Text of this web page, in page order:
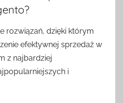
rozwiązań, dzięki którym
efektywnej sprzedaż w
z najbardziej
i